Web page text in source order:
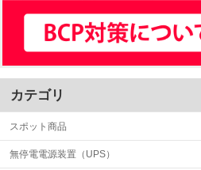
カテゴリ
スポット商品
無停電電源装置（UPS）